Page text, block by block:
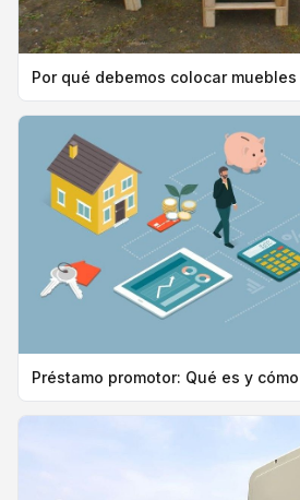
Por qué debemos colocar
Préstamo promotor: Qué es y